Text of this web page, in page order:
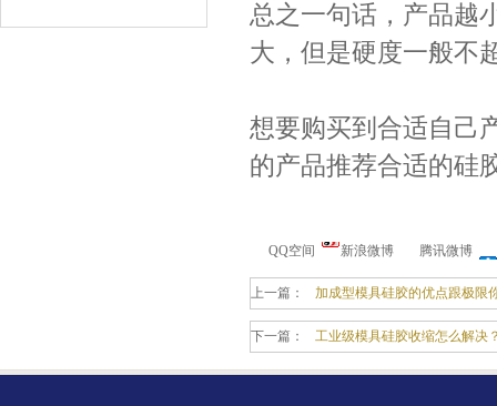
总之一句话，产品越
大，但是硬度一般不
想要购买到合适自己
的产品推荐合适的硅
QQ空间 新浪微博 腾讯微博
上一篇： 加成型模具硅胶的优点跟极限
下一篇： 工业级模具硅胶收缩怎么解决